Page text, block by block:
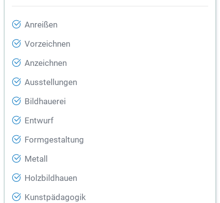
Anreißen
Vorzeichnen
Anzeichnen
Ausstellungen
Bildhauerei
Entwurf
Formgestaltung
Metall
Holzbildhauen
Kunstpädagogik